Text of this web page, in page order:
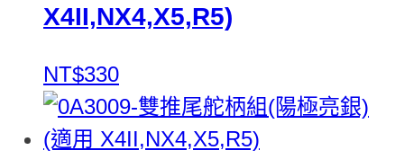
X4II,NX4,X5,R5)
NT$330